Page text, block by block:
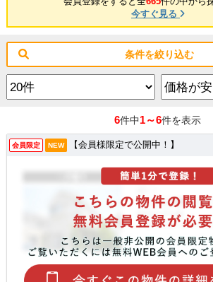
今すぐ見る
条件を絞り込む
6件中1～6件を表示
会員限定 NEW 【会員様限定で公開中！】